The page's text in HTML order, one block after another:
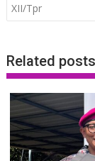
XII/Tpr
Related posts